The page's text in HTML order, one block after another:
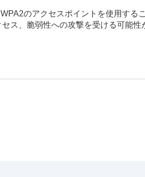
のアクセスポイントを使用する
ス、脆弱性への攻撃を受ける可能性